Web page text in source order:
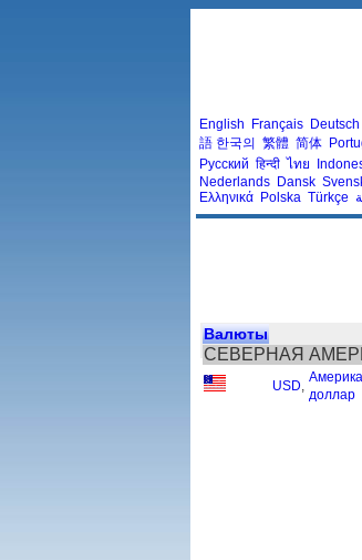
English Français Deutsch
語 한국의 繁體 简体
Русский हिन्दी ไทย
Nederlands Dansk
Ελληνικά Polska Türkçe
Валюты
СЕВЕРНАЯ
USD
доллар